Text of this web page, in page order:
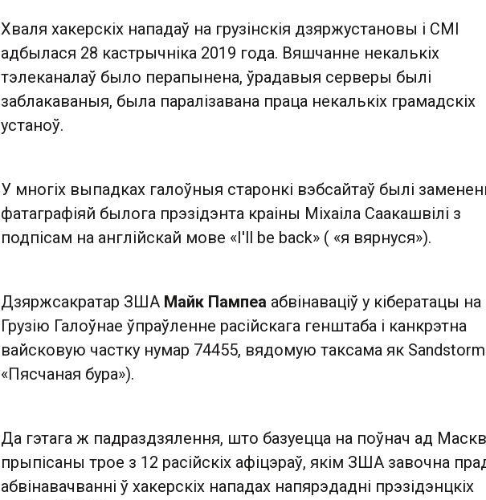
Хваля хакерскіх нападаў на грузінскія дзяржустановы і СМІ
адбылася 28 кастрычніка 2019 года. Вяшчанне некалькіх
тэлеканалаў было перапынена, ўрадавыя серверы былі
заблакаваныя, была паралізавана праца некалькіх грамадскіх
устаноў.
У многіх выпадках галоўныя старонкі вэбсайтаў былі
фатаграфіяй былога прэзідэнта краіны Міхаіла Саакашвілі з
подпісам на англійскай мове «I'll be back» ( «я вярнуся»).
Дзяржсакратар ЗША Майк Пампеа абвінаваціў у кібератацы на
Грузію Галоўнае ўпраўленне расійскага генштаба і канкрэтна
вайсковую частку нумар 74455, вядомую таксама як
«Пясчаная бура»).
Да гэтага ж падраздзялення, што базуецца на поўнач ад
прыпісаны трое з 12 расійскіх афіцэраў, якім ЗША завочна
абвінавачванні ў хакерскіх нападах напярэдадні прэзідэнцкіх